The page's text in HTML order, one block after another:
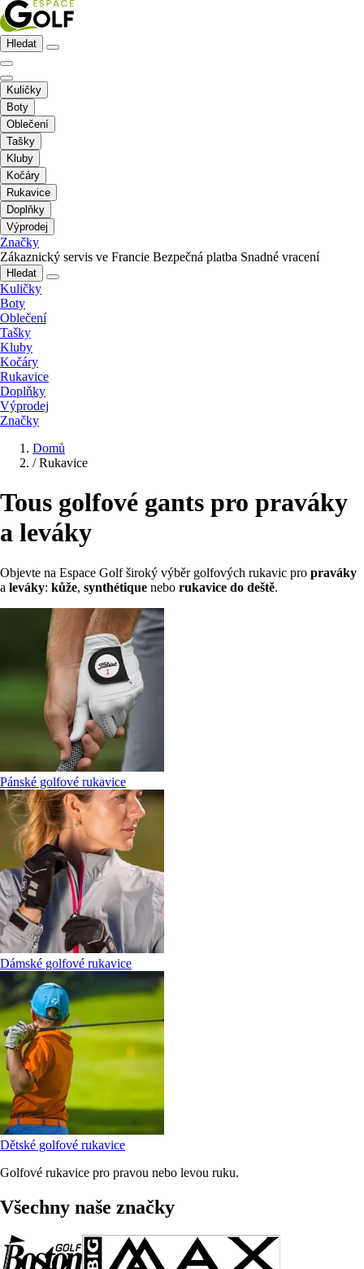
Hledat
Kuličky
Boty
Oblečení
Tašky
Kluby
Kočáry
Rukavice
Doplňky
Výprodej
Značky
Zákaznický servis ve Francie Bezpečná platba Snadné vracení
Hledat
Kuličky
Boty
Oblečení
Tašky
Kluby
Kočáry
Rukavice
Doplňky
Výprodej
Značky
Domů
/ Rukavice
Tous golfové gants pro praváky
a leváky
Objevte na Espace Golf široký výběr golfových rukavic pro praváky
a leváky: kůže, synthétique nebo rukavice do deště.
Pánské golfové rukavice
Dámské golfové rukavice
Dětské golfové rukavice
Golfové rukavice pro pravou nebo levou ruku.
Všechny naše značky